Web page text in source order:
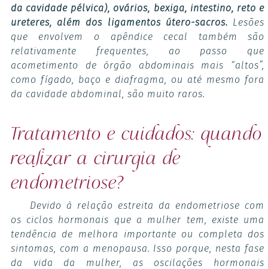
da cavidade pélvica), ovários, bexiga, intestino, reto e
ureteres, além dos ligamentos útero-sacros. Lesões
que envolvem o apêndice cecal também são
relativamente frequentes, ao passo que
acometimento de órgão abdominais mais “altos”,
como fígado, baço e diafragma, ou até mesmo fora
da cavidade abdominal, são muito raros.
Tratamento e cuidados: quando
realizar a cirurgia de
endometriose?
Devido à relação estreita da endometriose com
os ciclos hormonais que a mulher tem, existe uma
tendência de melhora importante ou completa dos
sintomas, com a menopausa. Isso porque, nesta fase
da vida da mulher, as oscilações hormonais